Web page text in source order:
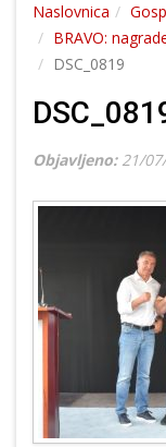
Naslovnica
BRAVO:
DSC_0819
Objavljeno: 21/